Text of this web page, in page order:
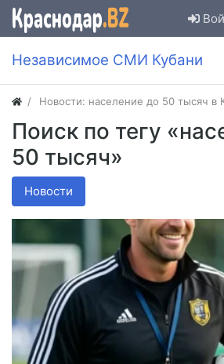
Независимое СМИ Кубани
Новости: население до 50 тысяч в
Поиск по тегу
50 тысяч»
Новости